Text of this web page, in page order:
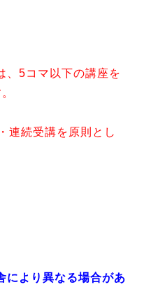
、5コマ以下の講座を
連続受講を原則とし
により異なる場合があ